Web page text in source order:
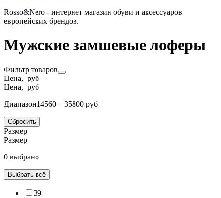
Rosso&Nero - интернет магазин обуви и аксессуаров
европейских брендов.
Мужские замшевые лоферы
Фильтр товаров
Цена, руб
Цена, руб
Диапазон14560 – 35800 руб
Сбросить
Размер
Размер
0 выбрано
Выбрать всё
39